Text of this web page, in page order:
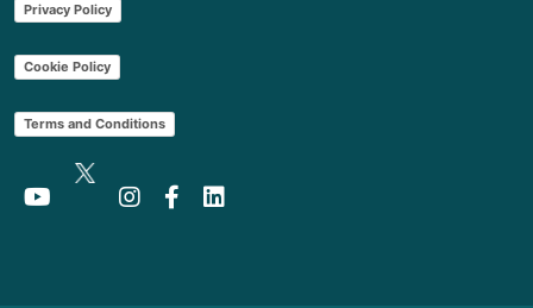
Privacy Policy
Cookie Policy
Terms and Conditions